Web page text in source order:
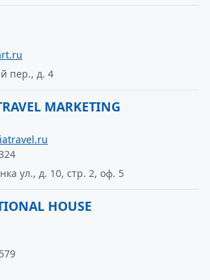
пер., д. 4
MARKETING
ул., д. 10, стр. 2, оф. 5
HOUSE